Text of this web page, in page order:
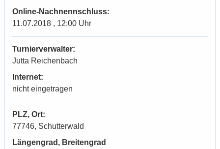
Online-Nachnennschluss:
11.07.2018 , 12:00 Uhr
Turnierverwalter:
Jutta Reichenbach
Internet:
nicht eingetragen
PLZ, Ort:
77746, Schutterwald
Längengrad, Breitengrad